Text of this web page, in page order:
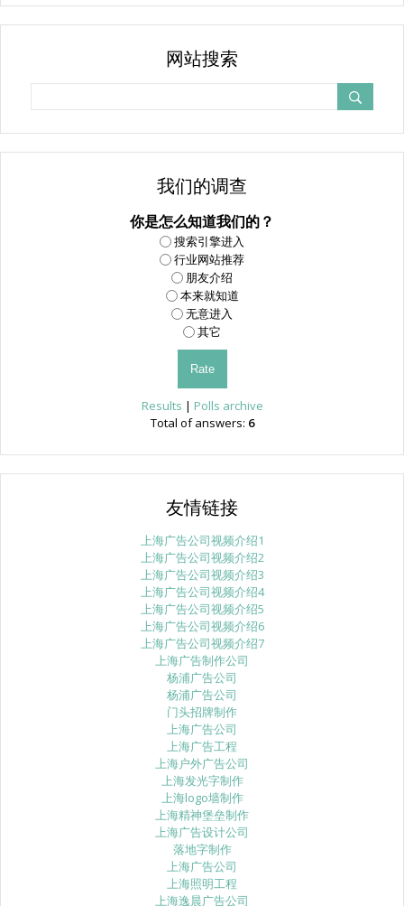
网站搜索
我们的调查
你是怎么知道我们的？
搜索引擎进入
行业网站推荐
朋友介绍
本来就知道
无意进入
其它
Results | Polls archive
Total of answers: 6
友情链接
上海广告公司视频介绍1
上海广告公司视频介绍2
上海广告公司视频介绍3
上海广告公司视频介绍4
上海广告公司视频介绍5
上海广告公司视频介绍6
上海广告公司视频介绍7
上海广告制作公司
杨浦广告公司
杨浦广告公司
门头招牌制作
上海广告公司
上海广告工程
上海户外广告公司
上海发光字制作
上海logo墙制作
上海精神堡垒制作
上海广告设计公司
落地字制作
上海广告公司
上海照明工程
上海逸晨广告公司